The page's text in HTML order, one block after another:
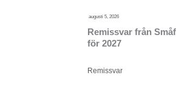
augusti 5, 2026
Remissvar från
för 2027
Remissvar